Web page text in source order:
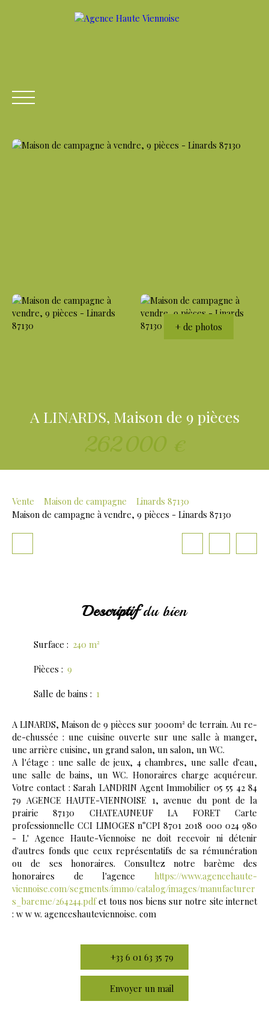
+ de photos
A LINARDS, Maison de 9 pièces
262 000 €
Vente Maison de campagne
Linards 87130
Maison de campagne à vendre, 9 pièces - Linards 87130
Descriptifdu bien
Surface : 240 m²
Pièces : 9
Salle de bains : 1
A LINARDS, Maison de 9 pièces sur 3000m² de terrain. Au re-
de-chussée : une cuisine ouverte sur une salle à manger,
une arrière cuisine, un grand salon, un salon, un WC.
A l'étage : une salle de jeux, 4 chambres, une salle d'eau,
une salle de bains, un WC. Honoraires charge acquéreur.
Votre contact : Sarah LANDRIN Agent Immobilier 05 55 42 84
79 AGENCE HAUTE-VIENNOISE 1, avenue du pont de la
prairie 87130 CHATEAUNEUF LA FORET Carte
professionnelle CCI LIMOGES n°CPI 8701 2018 000 024 980
- L' Agence Haute-Viennoise ne doit recevoir ni détenir
d'autres fonds que ceux représentatifs de sa rémunération
ou de ses honoraires. Consultez notre barème des
honoraires de l'agence https://www.agencehaute-
viennoise.com/segments/immo/catalog/images/manufacturer
s_bareme/264244.pdfet tous nos biens sur notre site internet
: w w w. agenceshauteviennoise. com
+33 6 01 63 35 79
Envoyer un mail